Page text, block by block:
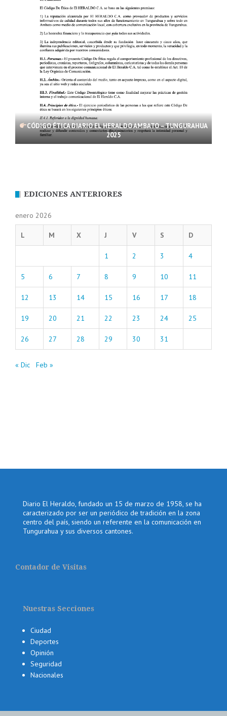
CÓDIGO ÉTICA DIARIO EL HERALDO AMBATO – TUNGURAHUA
2025
EDICIONES ANTERIORES
enero 2026
L M X J V S D
1 2 3 4
5 6 7 8 9 10 11
12 13 14 15 16 17 18
19 20 21 22 23 24 25
26 27 28 29 30 31
« Dic Feb »
Diario El Heraldo, fundado un 15 de marzo de 1958, se ha
caracterizado por ser un periódico de tradición en la zona
centro del país, siendo un referente en la comunicación en
Tungurahua y sus diversos cantones.
Contador de Visitas
Nuestras Secciones
Ciudad
Deportes
Opinión
Seguridad
Nacionales